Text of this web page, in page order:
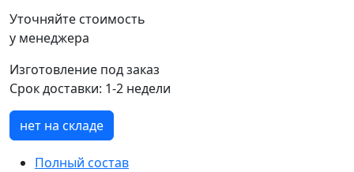
Уточняйте стоимость
у менеджера
Изготовление под заказ
Срок доставки: 1-2 недели
нет на складе
Полный состав